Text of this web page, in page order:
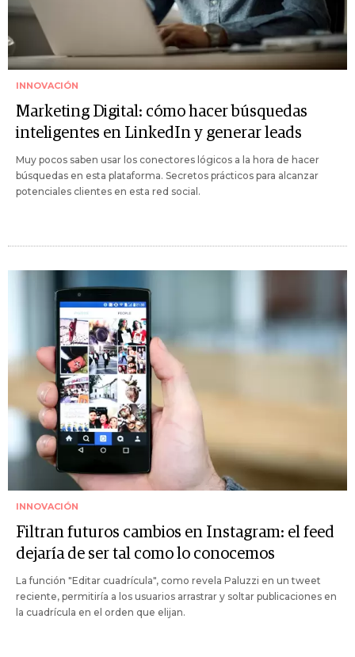
INNOVACIÓN
Marketing Digital: cómo hacer búsquedas
inteligentes en LinkedIn y generar leads
Muy pocos saben usar los conectores lógicos a la hora de hacer
búsquedas en esta plataforma. Secretos prácticos para alcanzar
potenciales clientes en esta red social.
INNOVACIÓN
Filtran futuros cambios en Instagram: el feed
dejaría de ser tal como lo conocemos
La función "Editar cuadrícula", como revela Paluzzi en un tweet
reciente, permitiría a los usuarios arrastrar y soltar publicaciones en
la cuadrícula en el orden que elijan.